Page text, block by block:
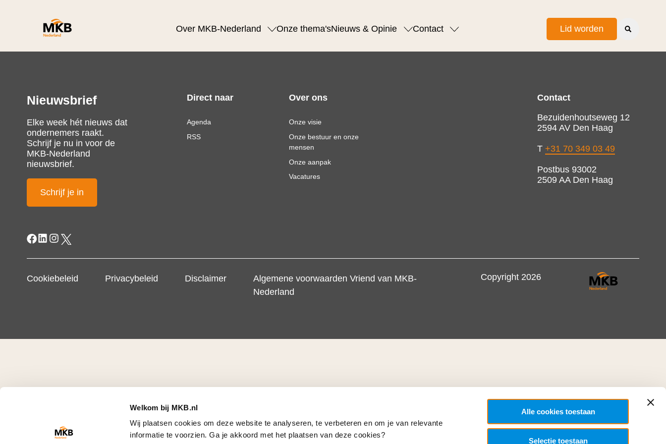
Welkom bij MKB.nl
Wij plaatsen cookies om deze website te analyseren, te verbeteren en om je van relevante
informatie te voorzien. Ga je akkoord met het plaatsen van deze cookies?
Alle cookies toestaan
Selectie toestaan
Over MKB-Nederland Onze thema'sNieuws & Opinie Contact Lid worden
Nieuwsbrief
Elke week hét nieuws dat
ondernemers raakt.
Schrijf je nu in voor de
MKB-Nederland
nieuwsbrief.
Schrijf je in
Direct naar
Agenda
RSS
Over ons
Onze visie
Onze bestuur en onze
mensen
Onze aanpak
Vacatures
Contact
Bezuidenhoutseweg 12
2594 AV Den Haag
T +31 70 349 03 49
Postbus 93002
2509 AA Den Haag
Cookiebeleid Privacybeleid Disclaimer
Algemene voorwaarden Vriend van MKB-
Nederland
Copyright 2026